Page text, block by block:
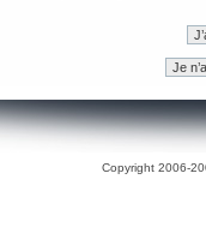
Copyright 2006-